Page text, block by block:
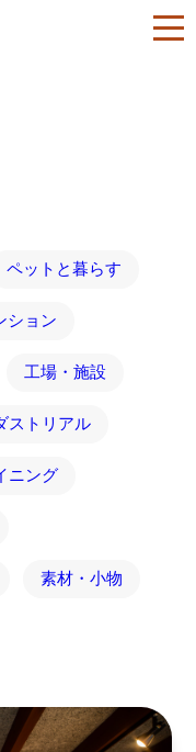
ペットと暮らす
ション
工場・施設
ストリアル
ニング
素材・小物